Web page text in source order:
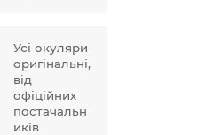
Усі окуляри
оригінальні,
від
офіційних
постачальн
иків